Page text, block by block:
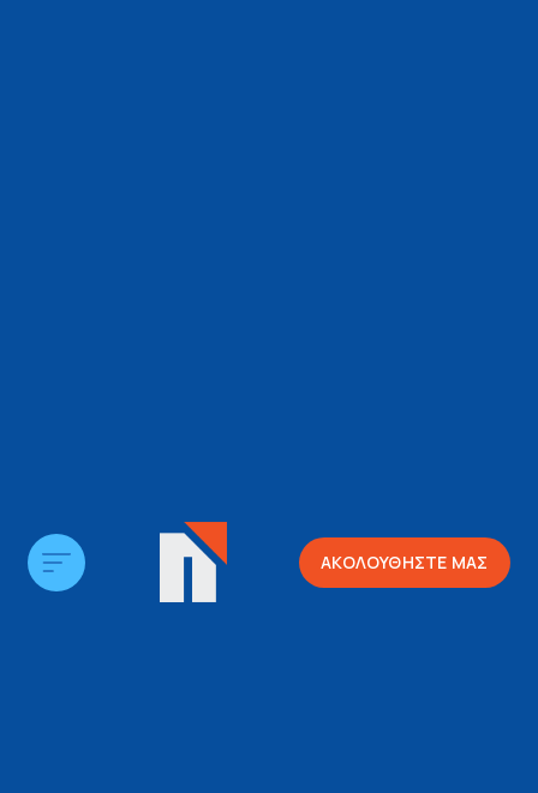
ΑΚΟΛΟΥΘΗΣΤΕ ΜΑΣ